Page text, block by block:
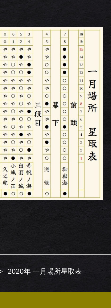
2020年 一月場所星取表